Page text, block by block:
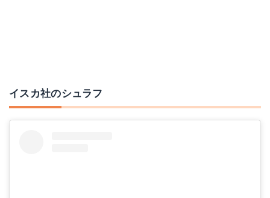
イスカ社のシュラフ